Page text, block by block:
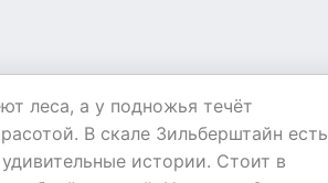
леса, а у подножья течёт
В скале Зильберштайн есть
истории. Стоит в